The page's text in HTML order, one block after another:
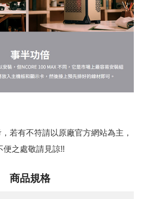
若有不符請以原廠官方網站為主，
便之處敬請見諒!!
商品規格